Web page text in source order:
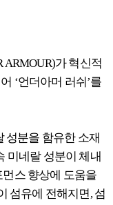
ARMOUR)가 혁신적
‘언더아머 러쉬’를
성분을 함유한 소재
미네랄 성분이 체내
스 향상에 도움을
섬유에 전해지면, 섬